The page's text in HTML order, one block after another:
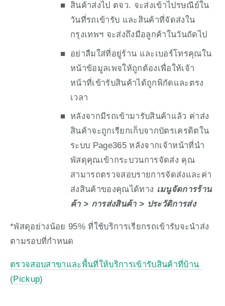
สินค้าส่งไป ตจว. จะส่งเข้าไปรษณีย์ใน
วันที่รถเข้ารับ และสินค้าที่จัดส่งใน
กรุงเทพฯ จะส่งถึงมือลูกค้าในวันถัดไป
อย่าลืมใส่ที่อยู่ร้าน และเบอร์โทรคุณใน
หน้าข้อมูลเพจให้ถูกต้องเพื่อให้เจ้า
หน้าที่เข้ารับสินค้าได้ถูกพิกัดและตรง
เวลา
หลังจากมีรถเข้ามารับสินค้าแล้ว ค่าส่ง
สินค้าจะถูกเรียกเก็บจากบัตรเครดิตใน
ระบบ Page365 หลังจากเจ้าหน้าที่นำ
พัสดุคุณเข้ากระบวนการจัดส่ง คุณ
สามารถตรวจสอบรายการจัดส่งและค่า
ส่งสินค้าของคุณได้ทาง เมนูจัดการร้าน
ค้า > การส่งสินค้า > ประวัติการส่ง
*พัสดุอย่างน้อย 95% ที่ใช้บริการเรียกรถเข้ารับจะนำส่ง
ตามรอบที่กำหนด
ตรวจสอบสาขาและพื้นที่ให้บริการเข้ารับสินค้าที่บ้าน
(Pickup)